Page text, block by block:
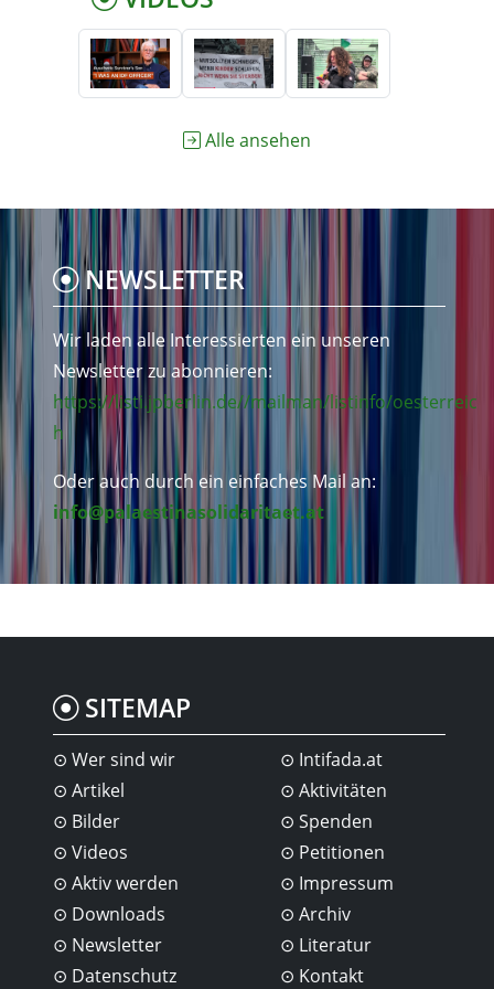
Alle ansehen
NEWSLETTER
Wir laden alle Interessierten ein unseren
Newsletter zu abonnieren:
https://listi.jpberlin.de//mailman/listinfo/oesterreic
h
Oder auch durch ein einfaches Mail an:
info@palaestinasolidaritaet.at
SITEMAP
Wer sind wir
Artikel
Bilder
Videos
Intifada.at
Aktivitäten
Spenden
Petitionen
Aktiv werden
Downloads
Newsletter
Datenschutz
Impressum
Archiv
Literatur
Kontakt